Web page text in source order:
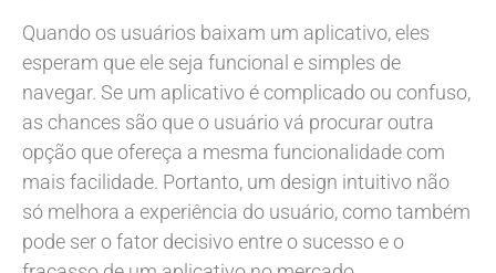
Quando os usuários baixam um aplicativo, eles
esperam que ele seja funcional e simples de
navegar. Se um aplicativo é complicado ou confuso,
as chances são que o usuário vá procurar outra
opção que ofereça a mesma funcionalidade com
mais facilidade. Portanto, um design intuitivo não
só melhora a experiência do usuário, como também
pode ser o fator decisivo entre o sucesso e o